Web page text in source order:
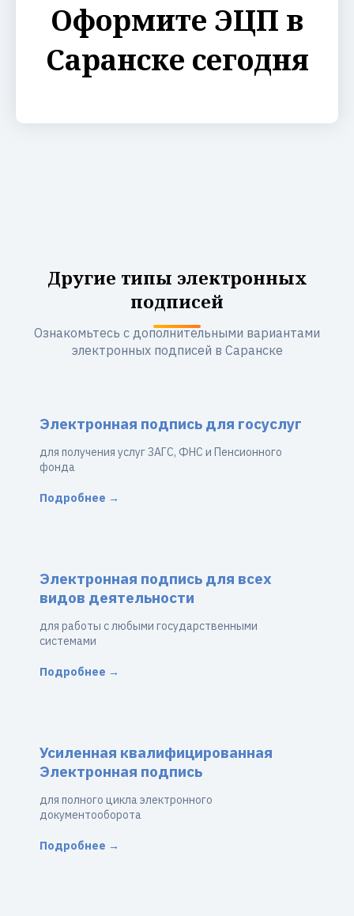
Оформите ЭЦП в
Саранске сегодня
Другие типы электронных
подписей
Ознакомьтесь с дополнительными вариантами
электронных подписей в Саранске
Электронная подпись для госуслуг
для получения услуг ЗАГС, ФНС и Пенсионного
фонда
Подробнее →
Электронная подпись для всех
видов деятельности
для работы с любыми государственными
системами
Подробнее →
Усиленная квалифицированная
Электронная подпись
для полного цикла электронного
документооборота
Подробнее →